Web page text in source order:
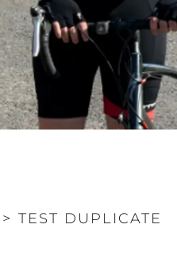
> TEST DUPLICATE